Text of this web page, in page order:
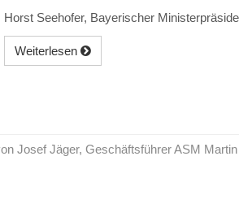
Horst Seehofer, Bayerischer
Weiterlesen
Josef Jäger, Geschäftsführer ASM